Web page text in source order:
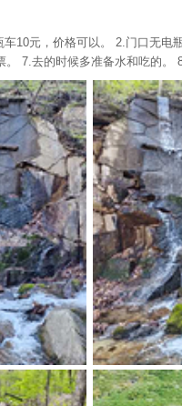
10元，价格可以。 2.门口无
7.去的时候多准备水和吃的